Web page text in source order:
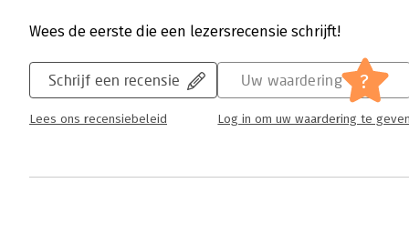
Wees de eerste die een lezersrecensie schrijft!
Schrijf een recensie
Lees ons recensiebeleid
Uw waardering ?
Log in om uw waardering te